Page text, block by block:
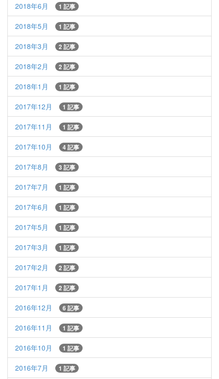
2018年6月 1 記事
2018年5月 1 記事
2018年3月 2 記事
2018年2月 2 記事
2018年1月 1 記事
2017年12月 1 記事
2017年11月 1 記事
2017年10月 4 記事
2017年8月 3 記事
2017年7月 1 記事
2017年6月 1 記事
2017年5月 1 記事
2017年3月 1 記事
2017年2月 2 記事
2017年1月 2 記事
2016年12月 6 記事
2016年11月 1 記事
2016年10月 1 記事
2016年7月 1 記事